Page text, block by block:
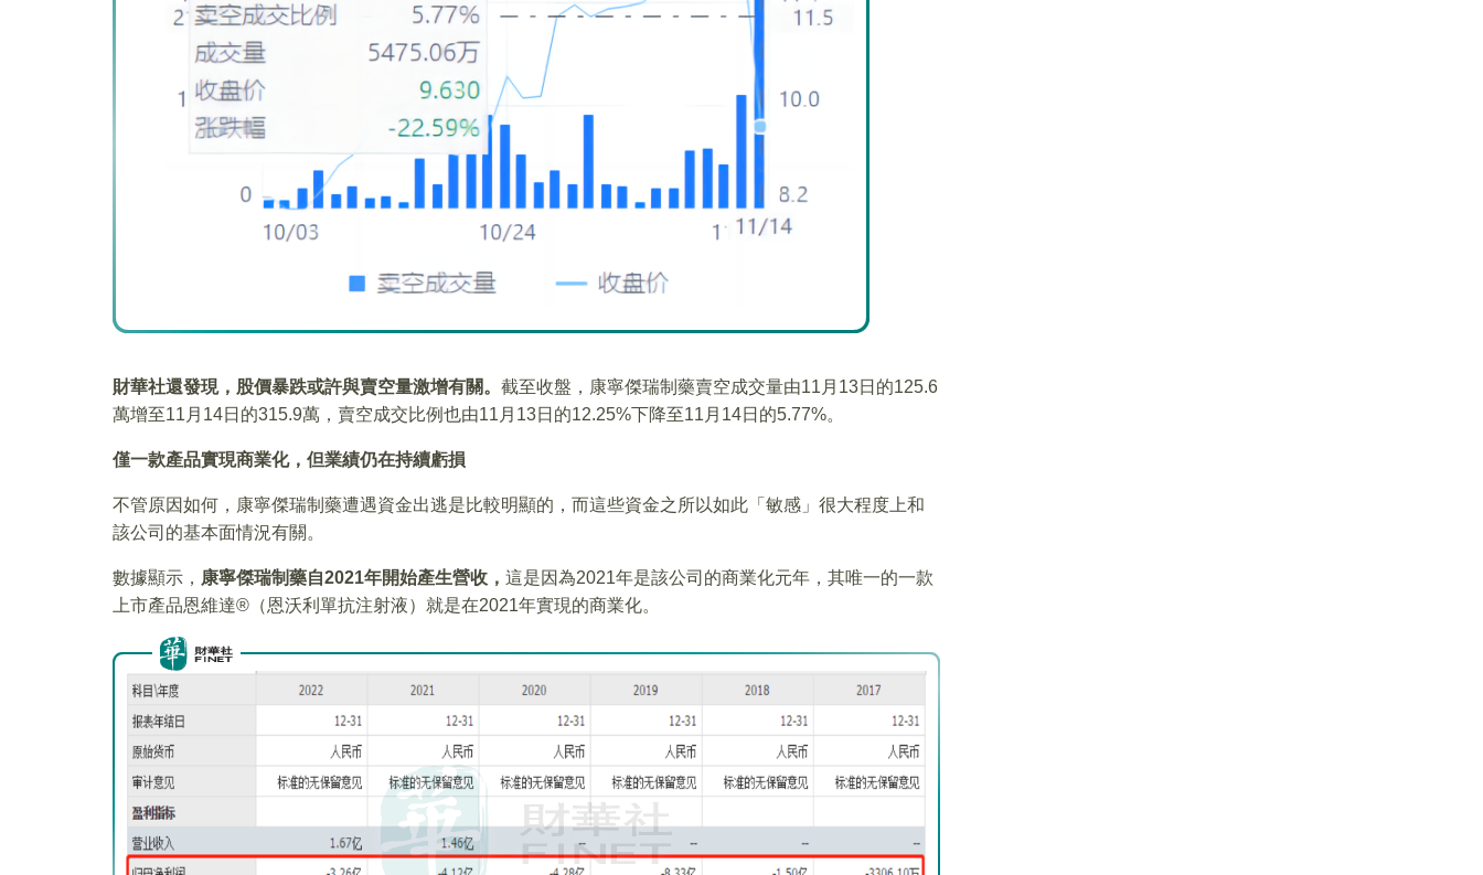
財華社還發現，股價暴跌或許與賣空量激增有關。 截至收盤，康寧傑瑞制藥賣空成交量由11月13日的125.6
萬增至11月14日的315.9萬，賣空成交比例也由11月13日的12.25%下降至11月14日的5.77%。
僅一款產品實現商業化，但業績仍在持續虧損
不管原因如何，康寧傑瑞制藥遭遇資金出逃是比較明顯的，而這些資金之所以如此「敏感」很大程度上和
該公司的基本面情況有關。
數據顯示， 康寧傑瑞制藥自2021年開始產生營收， 這是因為2021年是該公司的商業化元年，其唯一的一款
上市產品恩維達®（恩沃利單抗注射液）就是在2021年實現的商業化。